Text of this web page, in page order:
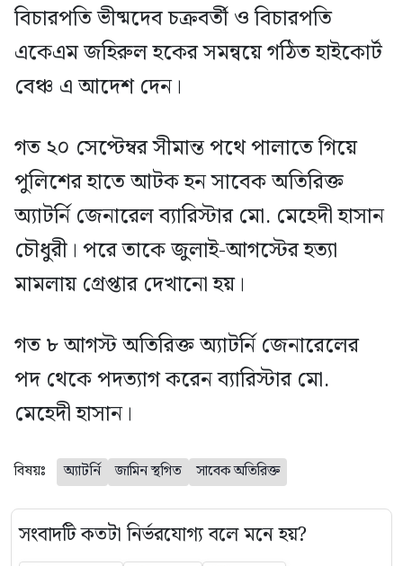
বিচারপতি ভীষ্মদেব চক্রবর্তী ও বিচারপতি
একেএম জহিরুল হকের সমন্বয়ে গঠিত হাইকোর্ট
বেঞ্চ এ আদেশ দেন।
গত ২০ সেপ্টেম্বর সীমান্ত পথে পালাতে গিয়ে
পুলিশের হাতে আটক হন সাবেক অতিরিক্ত
অ্যাটর্নি জেনারেল ব্যারিস্টার মো. মেহেদী হাসান
চৌধুরী। পরে তাকে জুলাই-আগস্টের হত্যা
মামলায় গ্রেপ্তার দেখানো হয়।
গত ৮ আগস্ট অতিরিক্ত অ্যাটর্নি জেনারেলের
পদ থেকে পদত্যাগ করেন ব্যারিস্টার মো.
মেহেদী হাসান।
বিষয়ঃ অ্যাটর্নি জামিন স্থগিত সাবেক অতিরিক্ত
সংবাদটি কতটা নির্ভরযোগ্য বলে মনে হয়?